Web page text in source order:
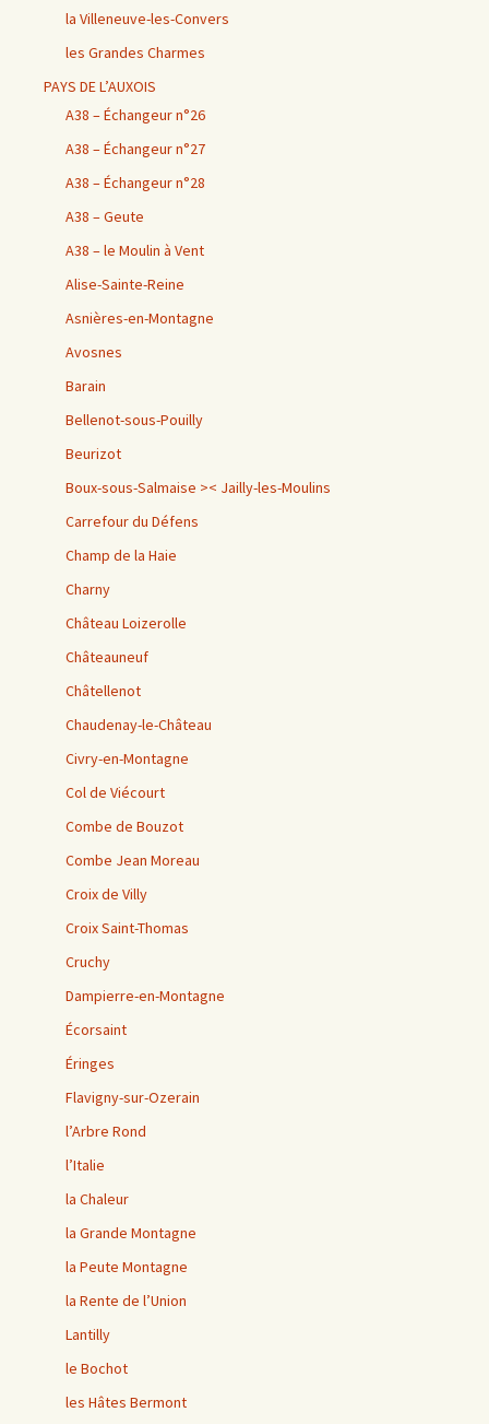
la Villeneuve-les-Convers
les Grandes Charmes
PAYS DE L’AUXOIS
A38 – Échangeur n°26
A38 – Échangeur n°27
A38 – Échangeur n°28
A38 – Geute
A38 – le Moulin à Vent
Alise-Sainte-Reine
Asnières-en-Montagne
Avosnes
Barain
Bellenot-sous-Pouilly
Beurizot
Boux-sous-Salmaise >< Jailly-les-Moulins
Carrefour du Défens
Champ de la Haie
Charny
Château Loizerolle
Châteauneuf
Châtellenot
Chaudenay-le-Château
Civry-en-Montagne
Col de Viécourt
Combe de Bouzot
Combe Jean Moreau
Croix de Villy
Croix Saint-Thomas
Cruchy
Dampierre-en-Montagne
Écorsaint
Éringes
Flavigny-sur-Ozerain
l’Arbre Rond
l’Italie
la Chaleur
la Grande Montagne
la Peute Montagne
la Rente de l’Union
Lantilly
le Bochot
les Hâtes Bermont